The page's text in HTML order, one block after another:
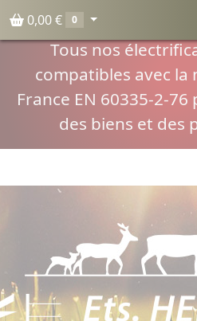
Panneau de gestion des cookies
Compatibilité
Tous nos
compatibles avec la
France EN 60335-2-
des biens et des
0,00 € 0